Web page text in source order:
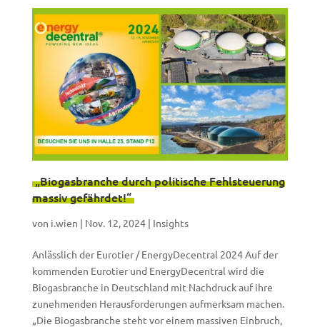
„Biogasbranche durch politische Fehlsteuerung
massiv gefährdet!“
von i.wien | Nov. 12, 2024| Insights
Anlässlich der Eurotier / EnergyDecentral 2024 Auf der
kommenden Eurotier und EnergyDecentral wird die
Biogasbranche in Deutschland mit Nachdruck auf ihre
zunehmenden Herausforderungen aufmerksam machen.
„Die Biogasbranche steht vor einem massiven Einbruch,